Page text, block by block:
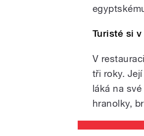
Turisté si
V
tři roky.
láká na
hranolky,